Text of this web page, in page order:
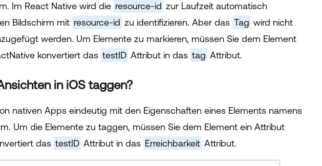
Im React Native wird die resource-id zur Laufzeit automatisch
Bildschirm mit resource-id zu identifizieren. Aber das Tag wird nicht
werden. Um Elemente zu markieren, müssen Sie dem Element
konvertiert das testID Attribut in das tag Attribut.
in iOS taggen?
nativen Apps eindeutig mit den Eigenschaften eines Elements namens
Um die Elemente zu taggen, müssen Sie dem Element ein Attribut
das testID Attribut in das Erreichbarkeit Attribut.